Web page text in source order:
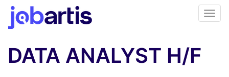
DATA ANALYST H/F